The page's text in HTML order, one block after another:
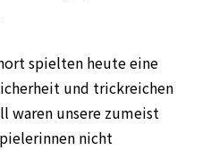
spielten heute eine
und trickreichen
waren unsere zumeist
nicht